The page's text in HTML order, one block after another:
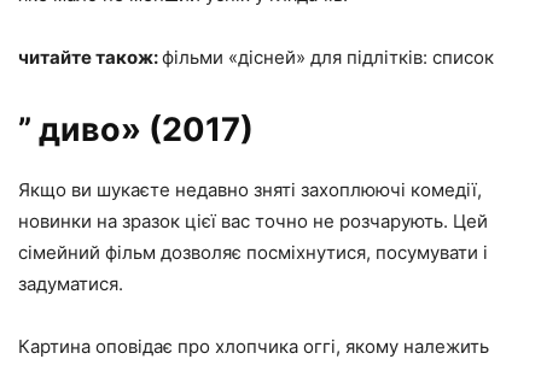
читайте також:фільми «дісней» для підлітків: список
” диво» (2017)
Якщо ви шукаєте недавно зняті захоплюючі комедії,
новинки на зразок цієї вас точно не розчарують. Цей
сімейний фільм дозволяє посміхнутися, посумувати і
задуматися.
Картина оповідає про хлопчика оггі, якому належить